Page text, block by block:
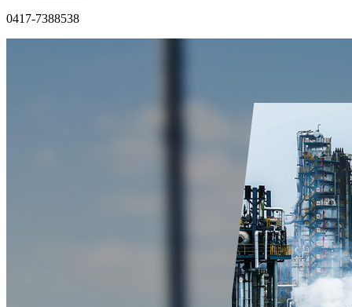
0417-7388538